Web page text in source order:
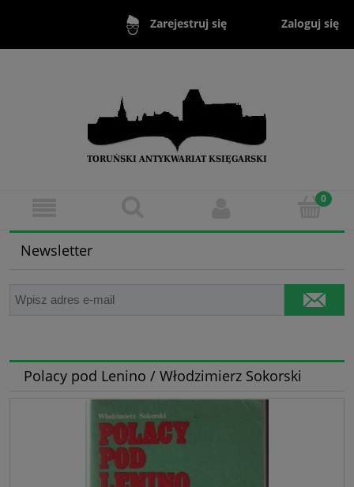
Zarejestruj się Zaloguj się
Newsletter
Polacy pod Lenino / Włodzimierz Sokorski